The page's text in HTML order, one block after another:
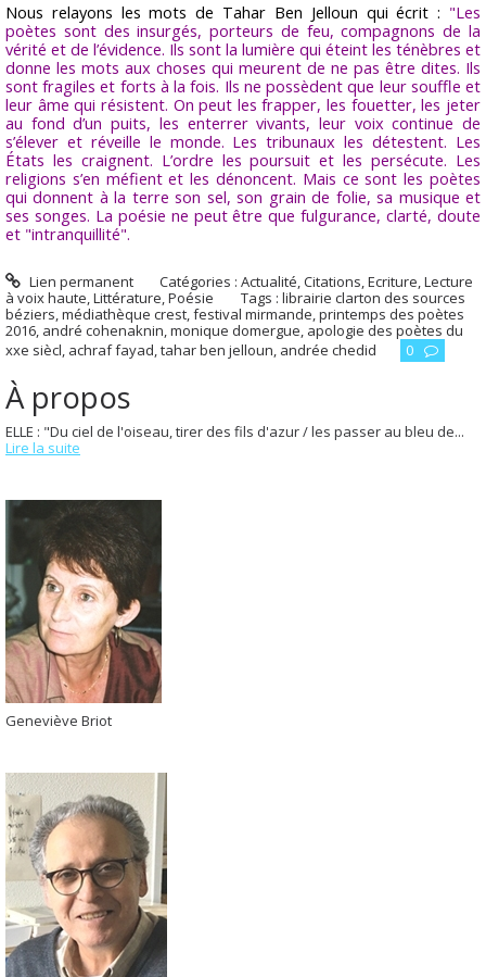
Nous relayons les mots de Tahar Ben Jelloun qui écrit : "Les
poètes sont des insurgés, porteurs de feu, compagnons de la
vérité et de l’évidence. Ils sont la lumière qui éteint les ténèbres et
donne les mots aux choses qui meurent de ne pas être dites. Ils
sont fragiles et forts à la fois. Ils ne possèdent que leur souffle et
leur âme qui résistent. On peut les frapper, les fouetter, les jeter
au fond d’un puits, les enterrer vivants, leur voix continue de
s’élever et réveille le monde. Les tribunaux les détestent. Les
États les craignent. L’ordre les poursuit et les persécute. Les
religions s’en méfient et les dénoncent. Mais ce sont les poètes
qui donnent à la terre son sel, son grain de folie, sa musique et
ses songes. La poésie ne peut être que fulgurance, clarté, doute
et "intranquillité".
Lien permanent Catégories :Actualité,Citations,Ecriture,Lecture
à voix haute,Littérature,Poésie Tags : librairie clarton des sources
béziers,médiathèque crest,festival mirmande,printemps des poètes
2016, andré cohenaknin,monique domergue, apologie des poètes du
xxe siècl, achraf fayad,tahar ben jelloun, andrée chedid 0
À propos
ELLE : "Du ciel de l'oiseau, tirer des fils d'azur / les passer au bleu de...
Lire la suite
Geneviève Briot